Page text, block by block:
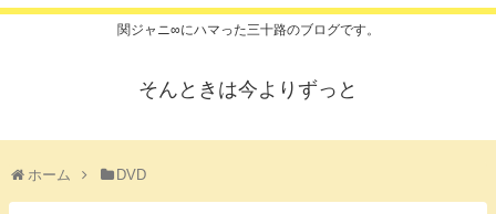
関ジャニ∞にハマった三十路のブログです。
そんときは今よりずっと
ホーム DVD